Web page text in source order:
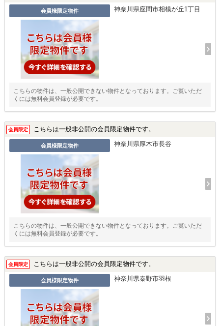
会員様限定物件 神奈川県座間市相模が丘1丁目
こちらの物件は、一般公開できない物件となっております。ご覧いただ
くには無料会員登録が必要です。
会員限定 こちらは一般非公開の会員限定物件です。
会員様限定物件 神奈川県厚木市長谷
こちらの物件は、一般公開できない物件となっております。ご覧いただ
くには無料会員登録が必要です。
会員限定 こちらは一般非公開の会員限定物件です。
会員様限定物件 神奈川県秦野市羽根